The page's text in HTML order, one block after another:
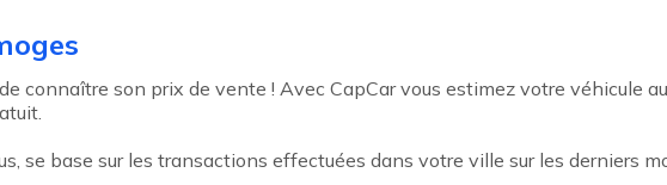
connaître son prix de vente ! Avec CapCar vous estimez votre véhicule
se base sur les transactions effectuées dans votre ville sur les derniers